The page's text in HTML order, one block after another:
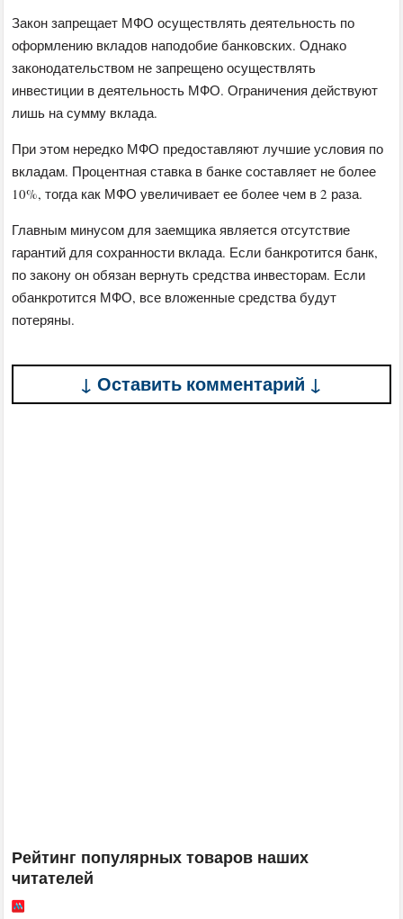
Закон запрещает МФО осуществлять деятельность по
оформлению вкладов наподобие банковских. Однако
законодательством не запрещено осуществлять
инвестиции в деятельность МФО. Ограничения действуют
лишь на сумму вклада.
При этом нередко МФО предоставляют лучшие условия по
вкладам. Процентная ставка в банке составляет не более
10%, тогда как МФО увеличивает ее более чем в 2 раза.
Главным минусом для заемщика является отсутствие
гарантий для сохранности вклада. Если банкротится банк,
по закону он обязан вернуть средства инвесторам. Если
обанкротится МФО, все вложенные средства будут
потеряны.
↓ Оставить комментарий ↓
Рейтинг популярных товаров наших
читателей